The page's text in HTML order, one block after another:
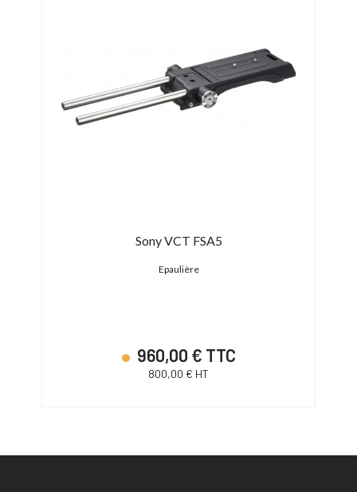
Sony VCT FSA5
Epaulière
960,00 € TTC
800,00 € HT